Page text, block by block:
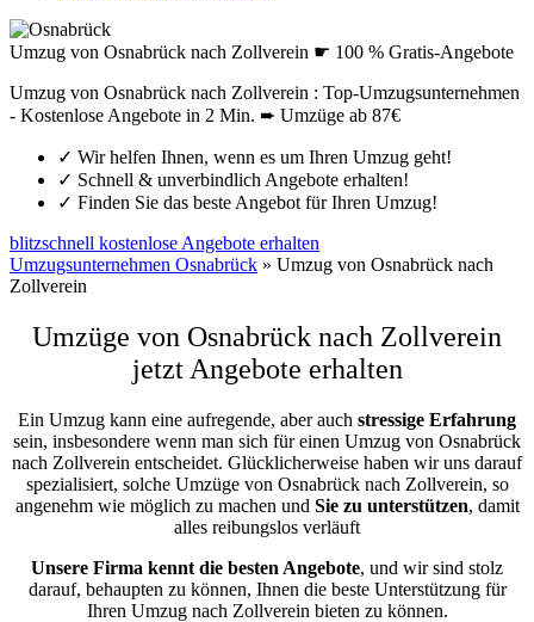
Umzug von Osnabrück nach Zollverein ☛ 100 % Gratis-Angebote
Umzug von Osnabrück nach Zollverein : Top-Umzugsunternehmen
- Kostenlose Angebote in 2 Min. ➨ Umzüge ab 87€
✓ Wir helfen Ihnen, wenn es um Ihren Umzug geht!
✓ Schnell & unverbindlich Angebote erhalten!
✓ Finden Sie das beste Angebot für Ihren Umzug!
blitzschnell kostenlose Angebote erhalten
Umzugsunternehmen Osnabrück » Umzug von Osnabrück nach
Zollverein
Umzüge von Osnabrück nach Zollverein
jetzt Angebote erhalten
Ein Umzug kann eine aufregende, aber auch stressige Erfahrung
sein, insbesondere wenn man sich für einen Umzug von Osnabrück
nach Zollverein entscheidet. Glücklicherweise haben wir uns darauf
spezialisiert, solche Umzüge von Osnabrück nach Zollverein, so
angenehm wie möglich zu machen und Sie zu unterstützen, damit
alles reibungslos verläuft
Unsere Firma kennt die besten Angebote, und wir sind stolz
darauf, behaupten zu können, Ihnen die beste Unterstützung für
Ihren Umzug nach Zollverein bieten zu können.